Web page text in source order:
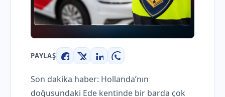
PAYLAŞ
Facebook
X LinkedInWhatsApp
Son dakika haber: Hollanda’nın
doğusundaki Ede kentinde bir barda çok